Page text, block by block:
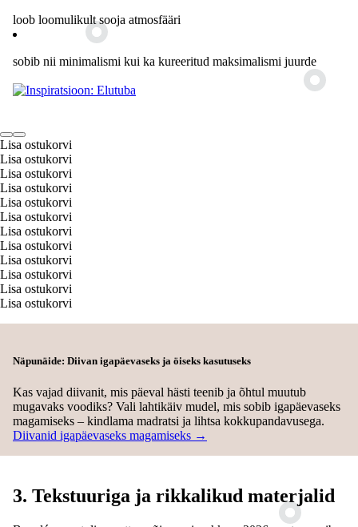
loob loomulikult sooja atmosfääri
sobib nii minimalismi kui ka kureeritud maksimalismi juurde
Lisa ostukorvi
Lisa ostukorvi
Lisa ostukorvi
Lisa ostukorvi
Lisa ostukorvi
Lisa ostukorvi
Lisa ostukorvi
Lisa ostukorvi
Lisa ostukorvi
Lisa ostukorvi
Lisa ostukorvi
Lisa ostukorvi
Näpunäide: Diivan igapäevaseks ja öiseks kasutuseks
Kas vajad diivanit, mis päeval hästi teenib ja õhtul muutub
mugavaks voodiks? Vali lahtikäiv mudel, mis sobib igapäevaseks
magamiseks – kindlama madratsi ja lihtsa kokkupandavusega.
Diivanid igapäevaseks magamiseks →
3. Tekstuuriga ja rikkalikud materjalid